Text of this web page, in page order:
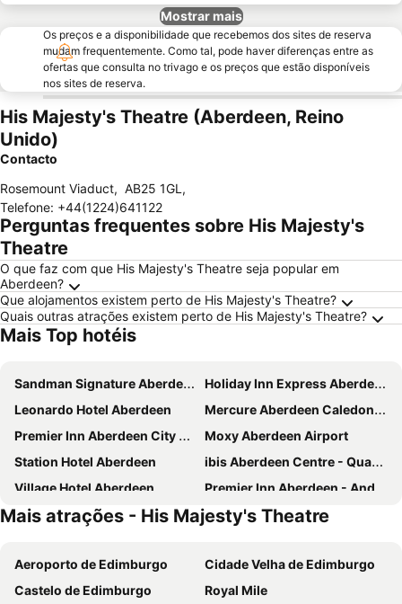
Mostrar mais
Os preços e a disponibilidade que recebemos dos sites de reserva
mudam frequentemente. Como tal, pode haver diferenças entre as
ofertas que consulta no trivago e os preços que estão disponíveis
nos sites de reserva.
His Majesty's Theatre (Aberdeen, Reino
Unido)
Contacto
Rosemount Viaduct, AB25 1GL ,
Telefone: +44(1224)641122
Perguntas frequentes sobre His Majesty's
Theatre
O que faz com que His Majesty's Theatre seja popular em
Aberdeen?
Que alojamentos existem perto de His Majesty's Theatre?
Quais outras atrações existem perto de His Majesty's Theatre?
Mais Top hotéis
Sandman Signature Aberdeen Hotel & Spa
Holiday Inn Express Aberdeen City Centre by IHG
Leonardo Hotel Aberdeen
Mercure Aberdeen Caledonian Hotel
Premier Inn Aberdeen City Centre
Moxy Aberdeen Airport
Station Hotel Aberdeen
ibis Aberdeen Centre - Quayside
Village Hotel Aberdeen
Premier Inn Aberdeen - Anderson Drive
Terra Nova Hotel
The Chester Hotel
The Aberdeen Altens Hotel
Leonardo Inn Hotel Aberdeen Airport
Residence Inn by Marriott Aberdeen
Rox Hotel Aberdeen by Compass Hospitality
Mais atrações - His Majesty's Theatre
Aeroporto de Edimburgo
Cidade Velha de Edimburgo
Castelo de Edimburgo
Royal Mile